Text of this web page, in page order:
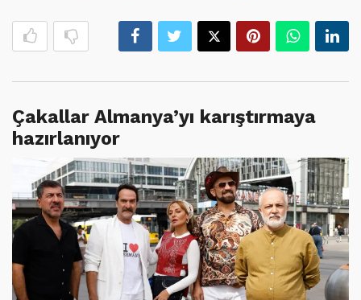
Çakallar Almanya’yı karıştırmaya
hazırlanıyor